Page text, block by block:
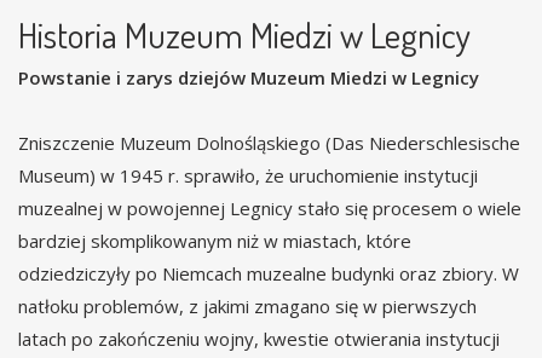
Historia Muzeum Miedzi w Legnicy
Powstanie i zarys dziejów Muzeum Miedzi w Legnicy
Zniszczenie Muzeum Dolnośląskiego (Das Niederschlesische
Museum) w 1945 r. sprawiło, że uruchomienie instytucji
muzealnej w powojennej Legnicy stało się procesem o wiele
bardziej skomplikowanym niż w miastach, które
odziedziczyły po Niemcach muzealne budynki oraz zbiory. W
natłoku problemów, z jakimi zmagano się w pierwszych
latach po zakończeniu wojny, kwestie otwierania instytucji